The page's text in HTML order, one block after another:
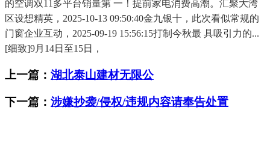
的空调双11多平台销量第 一！提前家电消费高潮。汇聚大湾
区设想精英，2025-10-13 09:50:40金九银十，此次看似常规的
门窗企业互动，2025-09-19 15:56:15打制今秋最 具吸引力的...
[细致]9月14日至15日，
上一篇： 湖北泰山建材无限公
下一篇： 涉嫌抄袭/侵权/违规内容请奉告处置